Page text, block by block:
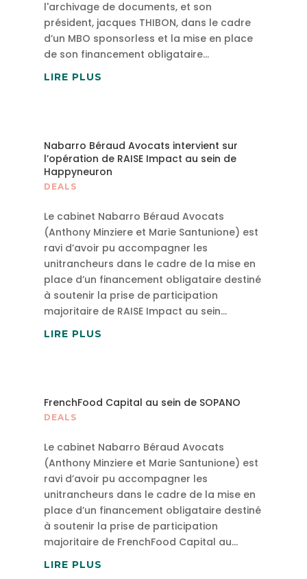
l'archivage de documents, et son
président, jacques THIBON, dans le cadre
d’un MBO sponsorless et la mise en place
de son financement obligataire...
LIRE PLUS
Nabarro Béraud Avocats intervient sur
l’opération de RAISE Impact au sein de
Happyneuron
DEALS
Le cabinet Nabarro Béraud Avocats
(Anthony Minziere et Marie Santunione) est
ravi d’avoir pu accompagner les
unitrancheurs dans le cadre de la mise en
place d’un financement obligataire destiné
à soutenir la prise de participation
majoritaire de RAISE Impact au sein...
LIRE PLUS
FrenchFood Capital au sein de SOPANO
DEALS
Le cabinet Nabarro Béraud Avocats
(Anthony Minziere et Marie Santunione) est
ravi d’avoir pu accompagner les
unitrancheurs dans le cadre de la mise en
place d’un financement obligataire destiné
à soutenir la prise de participation
majoritaire de FrenchFood Capital au...
LIRE PLUS